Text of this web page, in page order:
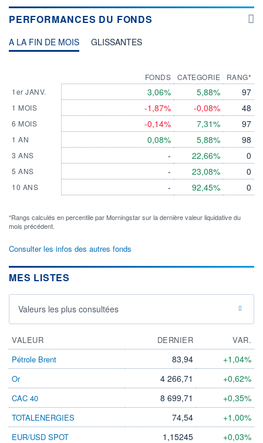
PERFORMANCES DU FONDS
A LA FIN DE MOIS GLISSANTES
1er JANV.
1 MOIS
6 MOIS
1 AN
3 ANS
5 ANS
10 ANS
FONDS
3,06%
-1,87%
-0,14%
0,08%
-
-
-
CATEGORIE
5,88%
-0,08%
7,31%
5,88%
22,66%
23,08%
92,45%
RANG*
97
48
97
98
0
0
0
*Rangs calculés en percentile par Morningstar sur la dernière valeur liquidative du
mois précédent.
Consulter les infos des autres fonds
MES LISTES
Valeurs les plus consultées
VALEUR DERNIER
VAR.
Pétrole Brent
83,94 +1,04%
Or 4 266,71 +0,62%
CAC 40 8 699,71 +0,35%
TOTALENERGIES 74,54 +1,00%
EUR/USD SPOT 1,15245 +0,03%